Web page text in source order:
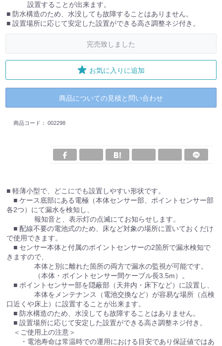
設置することが出来ます。
■ 防水構造のため、水没しても故障することはありません。
■ 設置場所に応じて安定した設置ができる高さ調整ネジ付き。
完売致しました
お気に入りに追加
商品についての見積と問い合わせ
商品コード： 002298
■ 軽薄小型で、どこにでも設置しやすい形状です。
■ ケース底部にある電極（本体センサー部、ポイントセンサー部
各2つ）にて漏水を検知し、
報知音と、表示灯の点滅にてお知らせします。
■ 配線不要の電池式のため、床など対象の場所に置いておくだけ
で使用できます。
■ センサー本体と付属のポイントセンサーの2箇所で漏水検知で
きますので、
本体と別に離れた箇所の両方で漏水の監視が可能です。
（本体・ポイントセンサー間ケーブル長3.5m）。
■ ポイントセンサー部を隠蔽部（天井内・床下など）に設置し、
本体をメンテナンス（電池交換など）が容易な場所（点検
口近くや床上）に設置することが出来ます。
■ 防水構造のため、水没しても故障することはありません。
■ 設置場所に応じて安定した設置ができる高さ調整ネジ付き。
＜ご使用上の注意＞
・電池寿命は常温時での運用における目安であり保証値ではあ